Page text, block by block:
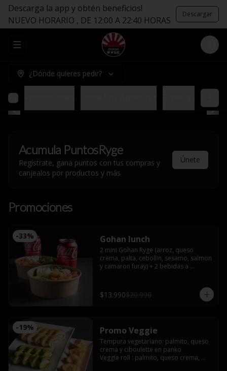
Descarga la app y obtén beneficios!
NUEVO HORARIO , DE 12:00 A 22:40 HORAS
Descargar
Abrir menu de navegación Login
¿Dónde quieres pedir?
Acumula PuntosRyge
Regístrate, gana puntos con tus compras y
canjealos por productos y más
Únete
Promociones
-33% Gohan lunch
2 mini Gohan Ryge (arroz, queso
crema, palta, cebollin, sesamo, salmon
y camaron furay) + 2 bebidas a
$13.990$20.990
-19% Promo Veggie
Tempura vegetariano: palmito, queso
crema y ciboulette en panko
Veggie roll : palmito, queso crema,